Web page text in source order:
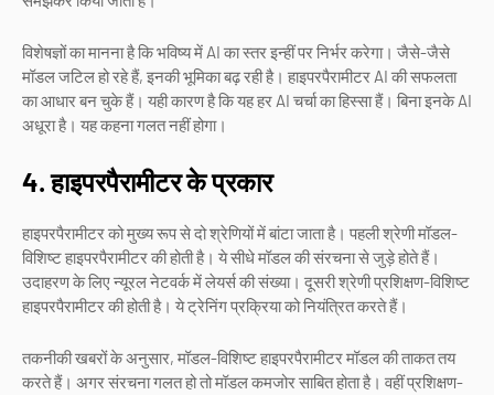
विशेषज्ञों का मानना है कि भविष्य में AI का स्तर इन्हीं पर निर्भर करेगा। जैसे-जैसे
मॉडल जटिल हो रहे हैं, इनकी भूमिका बढ़ रही है। हाइपरपैरामीटर AI की सफलता
का आधार बन चुके हैं। यही कारण है कि यह हर AI चर्चा का हिस्सा हैं। बिना इनके AI
अधूरा है। यह कहना गलत नहीं होगा।
4. हाइपरपैरामीटर के प्रकार
हाइपरपैरामीटर को मुख्य रूप से दो श्रेणियों में बांटा जाता है। पहली श्रेणी मॉडल-
विशिष्ट हाइपरपैरामीटर की होती है। ये सीधे मॉडल की संरचना से जुड़े होते हैं।
उदाहरण के लिए न्यूरल नेटवर्क में लेयर्स की संख्या। दूसरी श्रेणी प्रशिक्षण-विशिष्ट
हाइपरपैरामीटर की होती है। ये ट्रेनिंग प्रक्रिया को नियंत्रित करते हैं।
तकनीकी खबरों के अनुसार, मॉडल-विशिष्ट हाइपरपैरामीटर मॉडल की ताकत तय
करते हैं। अगर संरचना गलत हो तो मॉडल कमजोर साबित होता है। वहीं प्रशिक्षण-